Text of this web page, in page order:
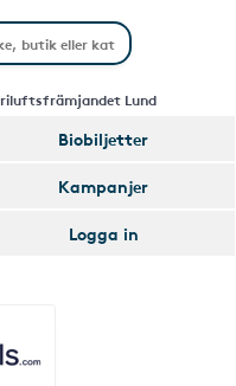
Lund
Biobiljetter
Kampanjer
Logga in